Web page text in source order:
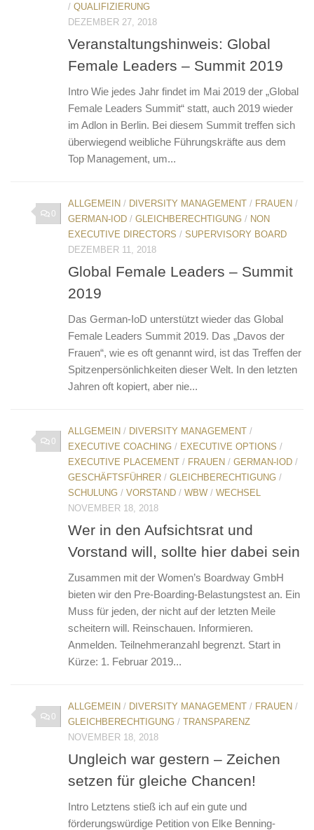
/ QUALIFIZIERUNG
DEZEMBER 27, 2018
Veranstaltungshinweis: Global
Female Leaders – Summit 2019
Intro Wie jedes Jahr findet im Mai 2019 der „Global
Female Leaders Summit“ statt, auch 2019 wieder
im Adlon in Berlin. Bei diesem Summit treffen sich
überwiegend weibliche Führungskräfte aus dem
Top Management, um...
0
ALLGEMEIN / DIVERSITY MANAGEMENT / FRAUEN /
GERMAN-IOD / GLEICHBERECHTIGUNG / NON
EXECUTIVE DIRECTORS / SUPERVISORY BOARD
DEZEMBER 11, 2018
Global Female Leaders – Summit
2019
Das German-IoD unterstützt wieder das Global
Female Leaders Summit 2019. Das „Davos der
Frauen“, wie es oft genannt wird, ist das Treffen der
Spitzenpersönlichkeiten dieser Welt. In den letzten
Jahren oft kopiert, aber nie...
0
ALLGEMEIN / DIVERSITY MANAGEMENT /
EXECUTIVE COACHING / EXECUTIVE OPTIONS /
EXECUTIVE PLACEMENT / FRAUEN / GERMAN-IOD /
GESCHÄFTSFÜHRER / GLEICHBERECHTIGUNG /
SCHULUNG / VORSTAND / WBW / WECHSEL
NOVEMBER 18, 2018
Wer in den Aufsichtsrat und
Vorstand will, sollte hier dabei sein
Zusammen mit der Women’s Boardway GmbH
bieten wir den Pre-Boarding-Belastungstest an. Ein
Muss für jeden, der nicht auf der letzten Meile
scheitern will. Reinschauen. Informieren.
Anmelden. Teilnehmeranzahl begrenzt. Start in
Kürze: 1. Februar 2019...
0
ALLGEMEIN / DIVERSITY MANAGEMENT / FRAUEN /
GLEICHBERECHTIGUNG / TRANSPARENZ
NOVEMBER 18, 2018
Ungleich war gestern – Zeichen
setzen für gleiche Chancen!
Intro Letztens stieß ich auf ein gute und
förderungswürdige Petition von Elke Benning-